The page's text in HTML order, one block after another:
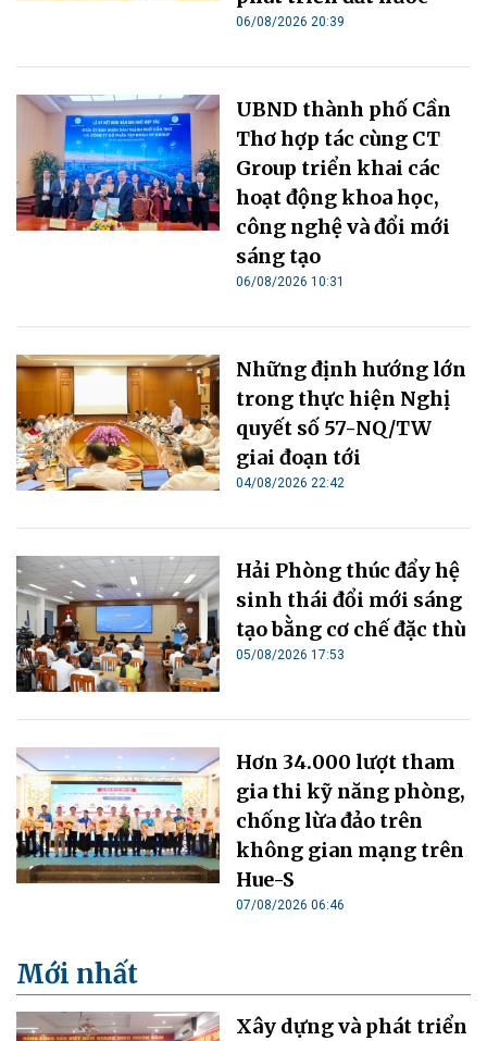
06/08/2026 20:39
UBND thành phố Cần
Thơ hợp tác cùng CT
Group triển khai các
hoạt động khoa học,
công nghệ và đổi mới
sáng tạo
06/08/2026 10:31
Những định hướng lớn
trong thực hiện Nghị
quyết số 57-NQ/TW
giai đoạn tới
04/08/2026 22:42
Hải Phòng thúc đẩy hệ
sinh thái đổi mới sáng
tạo bằng cơ chế đặc thù
05/08/2026 17:53
Hơn 34.000 lượt tham
gia thi kỹ năng phòng,
chống lừa đảo trên
không gian mạng trên
Hue-S
07/08/2026 06:46
Mới nhất
Xây dựng và phát triển